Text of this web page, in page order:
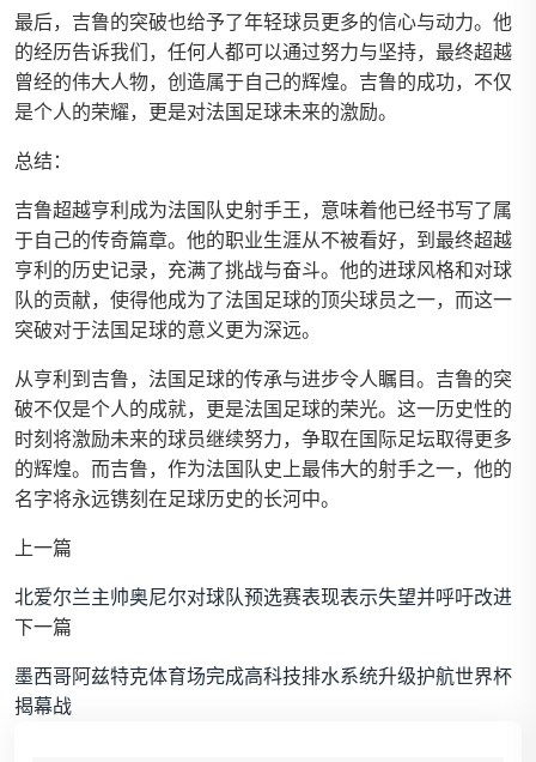
最后，吉鲁的突破也给予了年轻球员更多的信心与动力。他
的经历告诉我们，任何人都可以通过努力与坚持，最终超越
曾经的伟大人物，创造属于自己的辉煌。吉鲁的成功，不仅
是个人的荣耀，更是对法国足球未来的激励。
总结：
吉鲁超越亨利成为法国队史射手王，意味着他已经书写了属
于自己的传奇篇章。他的职业生涯从不被看好，到最终超越
亨利的历史记录，充满了挑战与奋斗。他的进球风格和对球
队的贡献，使得他成为了法国足球的顶尖球员之一，而这一
突破对于法国足球的意义更为深远。
从亨利到吉鲁，法国足球的传承与进步令人瞩目。吉鲁的突
破不仅是个人的成就，更是法国足球的荣光。这一历史性的
时刻将激励未来的球员继续努力，争取在国际足坛取得更多
的辉煌。而吉鲁，作为法国队史上最伟大的射手之一，他的
名字将永远镌刻在足球历史的长河中。
上一篇
北爱尔兰主帅奥尼尔对球队预选赛表现表示失望并呼吁改进
下一篇
墨西哥阿兹特克体育场完成高科技排水系统升级护航世界杯
揭幕战